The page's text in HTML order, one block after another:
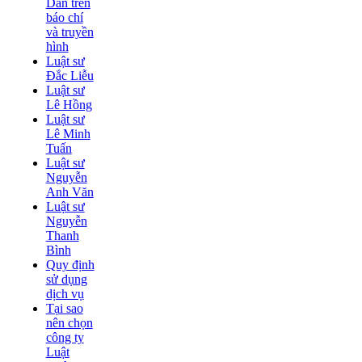
Dân trên
báo chí
và truyền
hình
Luật sư
Đắc Liễu
Luật sư
Lê Hồng
Luật sư
Lê Minh
Tuấn
Luật sư
Nguyễn
Anh Văn
Luật sư
Nguyễn
Thanh
Bình
Quy định
sử dụng
dịch vụ
Tại sao
nên chọn
công ty
Luật